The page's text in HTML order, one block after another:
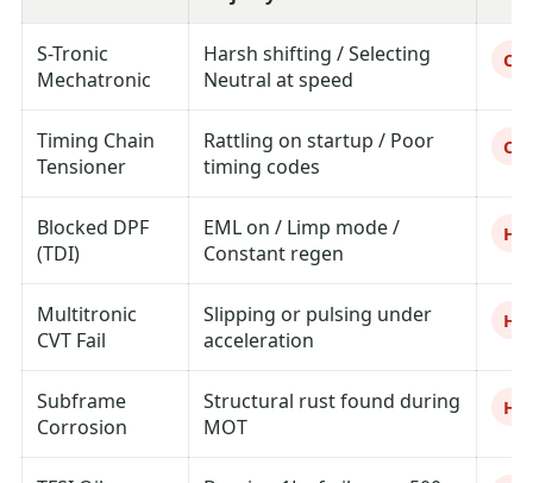
S-Tronic
Mechatronic
Harsh shifting / Selecting
Neutral at speed
Timing Chain
Tensioner
Rattling on startup / Poor
timing codes
Blocked DPF
(TDI)
EML on / Limp mode /
Constant regen
Multitronic
CVT Fail
Slipping or pulsing under
acceleration
Subframe
Corrosion
Structural rust found during
MOT